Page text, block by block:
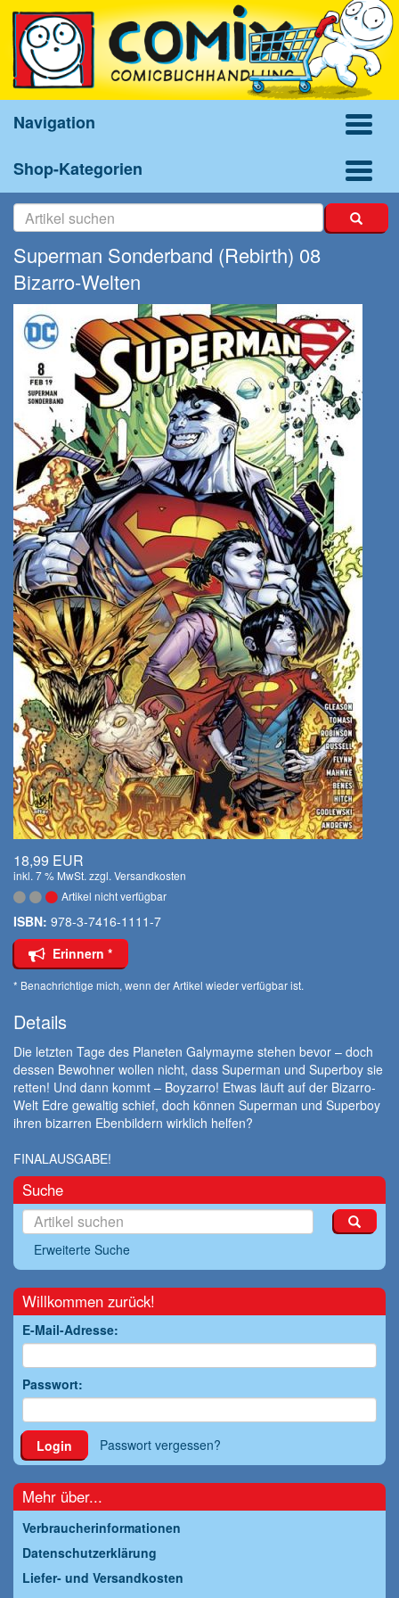
Navigation
Shop-Kategorien
Superman Sonderband (Rebirth) 08
Bizarro-Welten
18,99 EUR
inkl. 7 % MwSt. zzgl. Versandkosten
Artikel nicht verfügbar
ISBN: 978-3-7416-1111-7
Erinnern *
* Benachrichtige mich, wenn der Artikel wieder verfügbar ist.
Details
Die letzten Tage des Planeten Galymayme stehen bevor – doch
dessen Bewohner wollen nicht, dass Superman und Superboy sie
retten! Und dann kommt – Boyzarro! Etwas läuft auf der Bizarro-
Welt Edre gewaltig schief, doch können Superman und Superboy
ihren bizarren Ebenbildern wirklich helfen?
FINALAUSGABE!
Suche
Erweiterte Suche
Willkommen zurück!
E-Mail-Adresse:
Passwort:
Login Passwort vergessen?
Mehr über...
Verbraucherinformationen
Datenschutzerklärung
Liefer- und Versandkosten